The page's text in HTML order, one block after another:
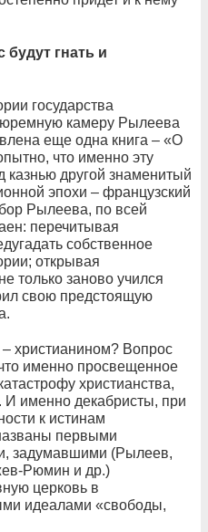
будут гнать и
государства
камеру Рылеева
еще одна книга – «О
что именно эту
казнью другой знаменитый
эпохи – французский
Рылеева, по всей
перечитывая
собственное
открывая
только заново учился
свою предстоящую
христианином? Вопрос
именно просвещенное
христианства,
именно декабристы, при
к истинам
первыми
задумавшими (Рылеев,
Рюмин и др.)
церковь в
идеалами «свободы,